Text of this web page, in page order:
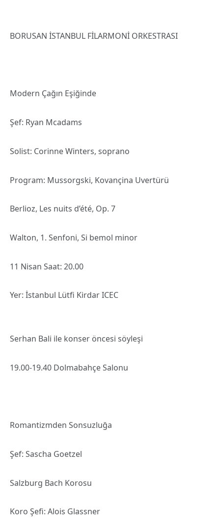
BORUSAN İSTANBUL FİLARMONİ ORKESTRASI
Modern Çağın Eşiğinde
Şef: Ryan Mcadams
Solist: Corinne Winters, soprano
Program: Mussorgski, Kovançina Uvertürü
Berlioz, Les nuits d’été, Op. 7
Walton, 1. Senfoni, Si bemol minor
11 Nisan Saat: 20.00
Yer: İstanbul Lütfi Kirdar ICEC
Serhan Bali ile konser öncesi söyleşi
19.00-19.40 Dolmabahçe Salonu
Romantizmden Sonsuzluğa
Şef: Sascha Goetzel
Salzburg Bach Korosu
Koro Şefi: Alois Glassner